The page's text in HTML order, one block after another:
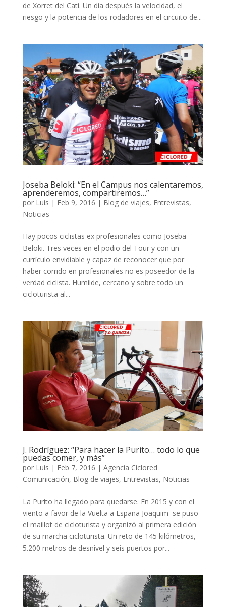
de Xorret del Catí. Un día después la velocidad, el
riesgo y la potencia de los rodadores en el circuito de...
Joseba Beloki: “En el Campus nos calentaremos,
aprenderemos, compartiremos…”
por Luis | Feb 9, 2016 | Blog de viajes, Entrevistas,
Noticias
Hay pocos ciclistas ex profesionales como Joseba
Beloki. Tres veces en el podio del Tour y con un
currículo envidiable y capaz de reconocer que por
haber corrido en profesionales no es poseedor de la
verdad ciclista. Humilde, cercano y sobre todo un
cicloturista al...
J. Rodríguez: “Para hacer la Purito… todo lo que
puedas comer, y más”
por Luis | Feb 7, 2016 | Agencia Ciclored
Comunicación, Blog de viajes, Entrevistas, Noticias
La Purito ha llegado para quedarse. En 2015 y con el
viento a favor de la Vuelta a España Joaquim se puso
el maillot de cicloturista y organizó al primera edición
de su marcha cicloturista. Un reto de 145 kilómetros,
5.200 metros de desnivel y seis puertos por...